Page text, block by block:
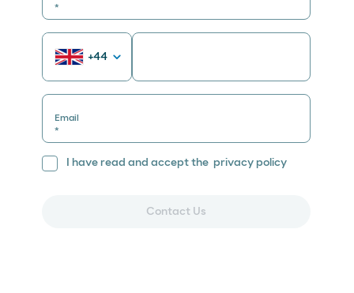
*
Phone Number
+44
Email
*
I have read and accept the privacy policy
Contact Us